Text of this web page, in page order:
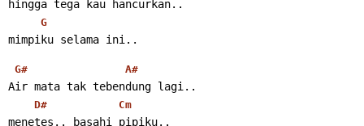
hingga tega kau hancurkan..
G
mimpiku selama ini..
G# A#
Air mata tak tebendung lagi..
D# Cm
menetes.. basahi pipiku..